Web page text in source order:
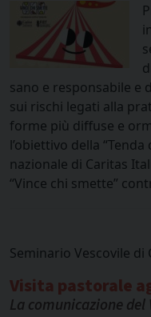
sano e responsabile e
sui rischi legati alla
forme più diffuse e
l’obiettivo della
nazionale di Caritas
“Vince chi smette”
Seminario Vescovile di
Visita pastorale
La comunicazione